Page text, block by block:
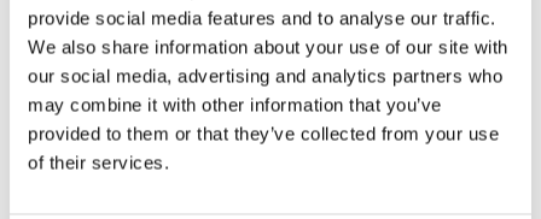
provide social media features and to analyse our traffic.
We also share information about your use of our site with
our social media, advertising and analytics partners who
may combine it with other information that you’ve
provided to them or that they’ve collected from your use
of their services.